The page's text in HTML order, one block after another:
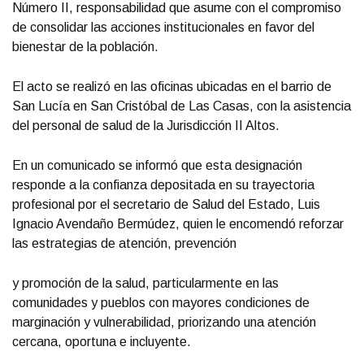
Número II, responsabilidad que asume con el compromiso
de consolidar las acciones institucionales en favor del
bienestar de la población.
El acto se realizó en las oficinas ubicadas en el barrio de
San Lucía en San Cristóbal de Las Casas, con la asistencia
del personal de salud de la Jurisdicción II Altos.
En un comunicado se informó que esta designación
responde a la confianza depositada en su trayectoria
profesional por el secretario de Salud del Estado, Luis
Ignacio Avendaño Bermúdez, quien le encomendó reforzar
las estrategias de atención, prevención
y promoción de la salud, particularmente en las
comunidades y pueblos con mayores condiciones de
marginación y vulnerabilidad, priorizando una atención
cercana, oportuna e incluyente.